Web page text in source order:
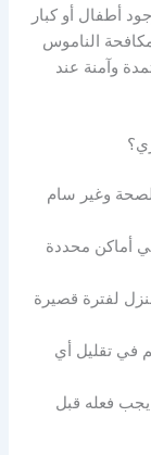
أطفال أو كبار
الناموس
وآمنة عند
وغير سام
أماكن محددة
لفترة قصيرة
في تقليل أي
فعله قبل